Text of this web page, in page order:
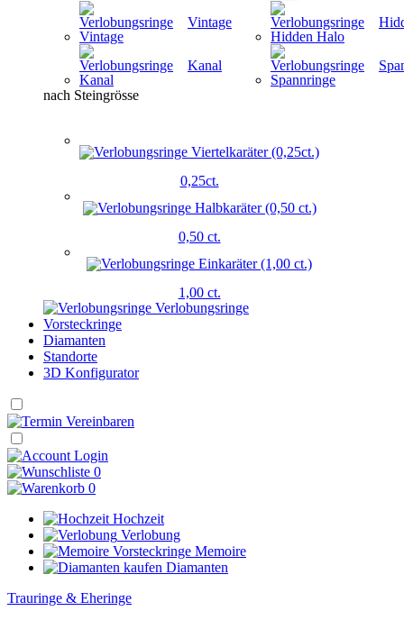
Vintage
Kanal
nach Steingrösse
0,25ct.
0,50 ct.
1,00 ct.
Verlobungsringe
Vorsteckringe
Diamanten
Standorte
3D Konfigurator
Login
0
0
Hochzeit
Verlobung
Memoire
Diamanten
Trauringe & Eheringe